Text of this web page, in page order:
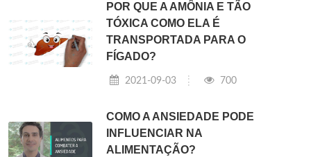
POR QUE A AMÔNIA E TÃO
TÓXICA COMO ELA É
TRANSPORTADA PARA O
FÍGADO?
2021-09-03 700
COMO A ANSIEDADE PODE
INFLUENCIAR NA
ALIMENTAÇÃO?